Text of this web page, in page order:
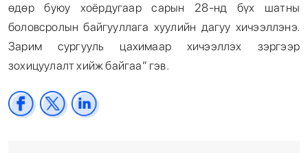
өдөр буюу хоёрдугаар сарын 28-нд бүх шатны
боловсролын байгууллага хуулийн дагуу хичээллэнэ.
Зарим сургууль цахимаар хичээллэх зэргээр
зохицуулалт хийж байгаа” гэв.